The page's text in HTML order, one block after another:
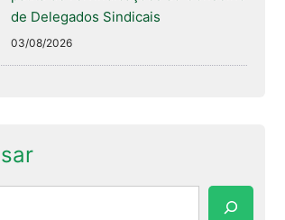
de Delegados Sindicais
03/08/2026